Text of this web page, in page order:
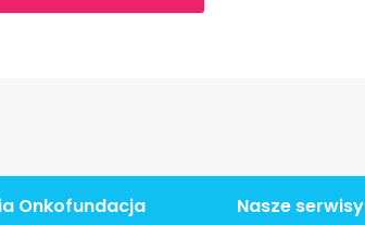
Onkofundacja Nasze serwisy